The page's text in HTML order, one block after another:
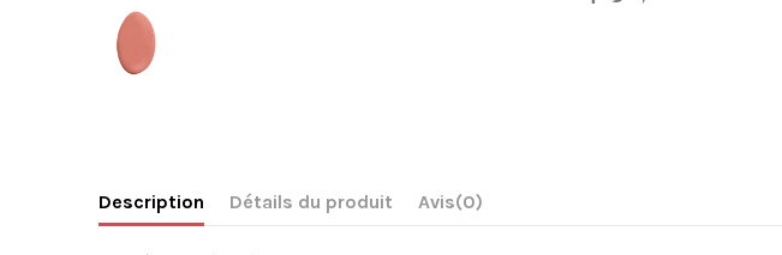
Description Détails du produit Avis(0)